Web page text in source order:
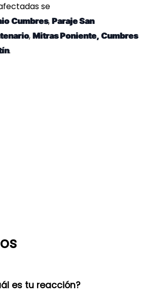
se
Cumbres, Paraje San
, Mitras Poniente, Cumbres
.